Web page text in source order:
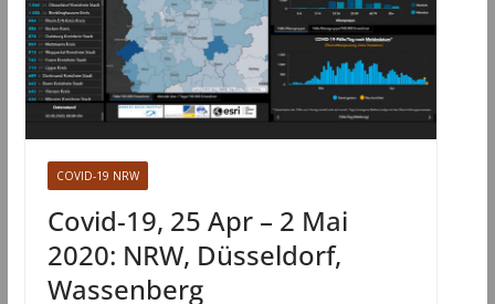
COVID-19 NRW
Covid-19, 25 Apr – 2 Mai
2020: NRW, Düsseldorf,
Wassenberg